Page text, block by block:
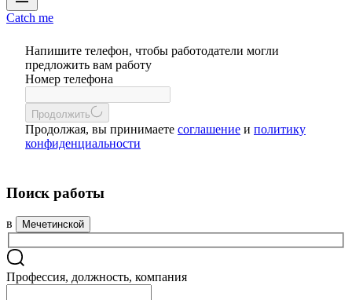
Catch me
Напишите телефон, чтобы работодатели могли
предложить вам работу
Номер телефона
Продолжить
Продолжая, вы принимаете соглашение и политику
конфиденциальности
Поиск работы
в Мечетинской
Профессия, должность, компания